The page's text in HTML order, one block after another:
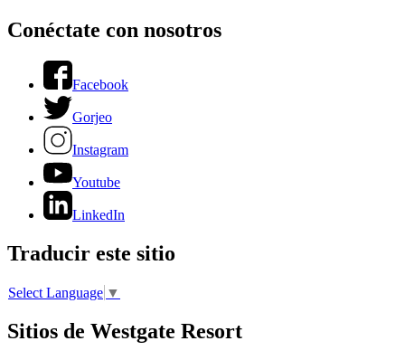
Conéctate con nosotros
Facebook
Gorjeo
Instagram
Youtube
LinkedIn
Traducir este sitio
Select Language ▼
Sitios de Westgate Resort